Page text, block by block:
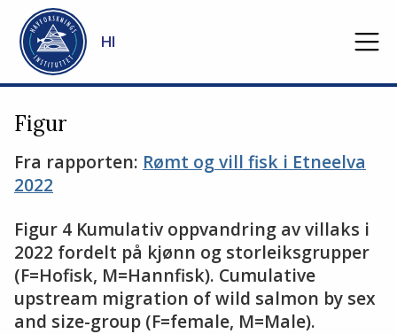
Gå til hovedinnhold
HI
Figur
Fra rapporten: Rømt og vill fisk i Etneelva
2022
Figur 4 Kumulativ oppvandring av villaks i
2022 fordelt på kjønn og storleiksgrupper
(F=Hofisk, M=Hannfisk). Cumulative
upstream migration of wild salmon by sex
and size-group (F=female, M=Male).